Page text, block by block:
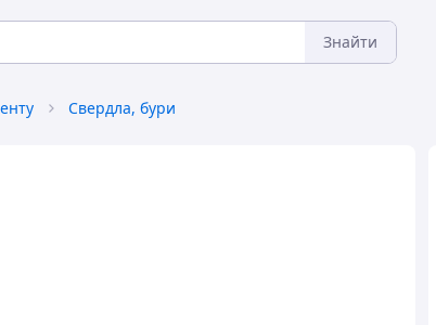
Знайти
Свердла, бури